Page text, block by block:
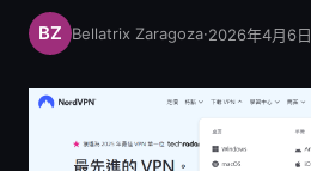
Bellatrix Zaragoza·2026年4月6日